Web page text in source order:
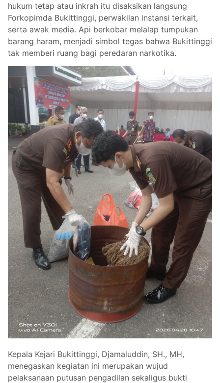
hukum tetap atau inkrah itu disaksikan langsung
Forkopimda Bukittinggi, perwakilan instansi terkait,
serta awak media. Api berkobar melalap tumpukan
barang haram, menjadi simbol tegas bahwa Bukittinggi
tak memberi ruang bagi peredaran narkotika.
Kepala Kejari Bukittinggi, Djamaluddin, SH., MH,
menegaskan kegiatan ini merupakan wujud
pelaksanaan putusan pengadilan sekaligus bukti